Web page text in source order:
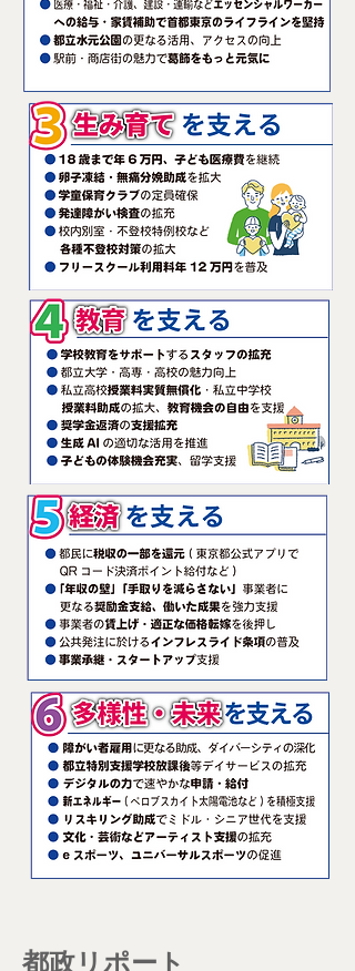
​都政リポート